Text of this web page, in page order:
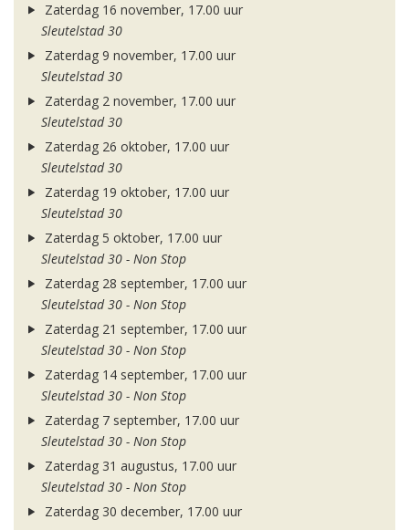
Zaterdag 16 november, 17.00 uur
Sleutelstad 30
Zaterdag 9 november, 17.00 uur
Sleutelstad 30
Zaterdag 2 november, 17.00 uur
Sleutelstad 30
Zaterdag 26 oktober, 17.00 uur
Sleutelstad 30
Zaterdag 19 oktober, 17.00 uur
Sleutelstad 30
Zaterdag 5 oktober, 17.00 uur
Sleutelstad 30 - Non Stop
Zaterdag 28 september, 17.00 uur
Sleutelstad 30 - Non Stop
Zaterdag 21 september, 17.00 uur
Sleutelstad 30 - Non Stop
Zaterdag 14 september, 17.00 uur
Sleutelstad 30 - Non Stop
Zaterdag 7 september, 17.00 uur
Sleutelstad 30 - Non Stop
Zaterdag 31 augustus, 17.00 uur
Sleutelstad 30 - Non Stop
Zaterdag 30 december, 17.00 uur